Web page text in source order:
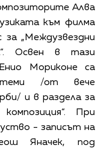
Алва
към филма
„Междузвездни
Освен в тази
Мориконе са
теми /от вече
и в раздела за
При
- записът на
Яначек, под